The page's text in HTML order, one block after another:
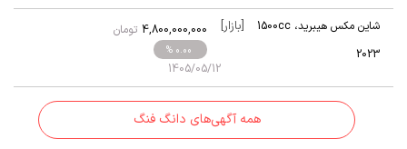
شاین مکس هیبرید،
1500cc
توربو
[بازار]
2023
1405/05/12
% 0.00
تومان 4,800,000,000
همه آگهی‌های دانگ فنگ